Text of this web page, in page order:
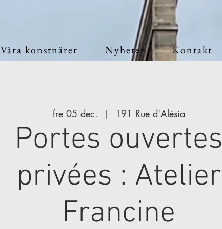
Våra konstnärer Nyheter Kontakt
fre 05 dec.
  |
191 Rue d'Alésia
Portes ouvertes
privées : Atelier
Francine